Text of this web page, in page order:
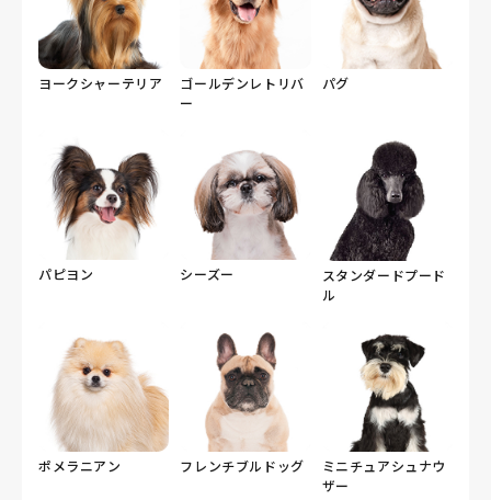
ヨークシャーテリア
ゴールデンレトリバ
ー
パグ
パピヨン シーズー
スタンダードプード
ル
ポメラニアン フレンチブルドッグ
ミニチュアシュナウ
ザー